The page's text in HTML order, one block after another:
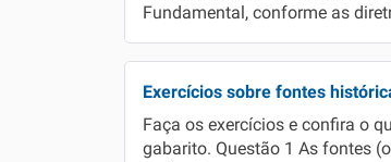
Fundamental, conforme as
Exercícios sobre fontes
Faça os exercícios e confira o
gabarito. Questão 1 As fontes